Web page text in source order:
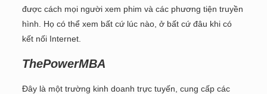
được cách mọi người xem phim và các phương tiện truyền
hình. Họ có thể xem bất cứ lúc nào, ở bất cứ đâu khi có
kết nối Internet.
ThePowerMBA
Đây là một trường kinh doanh trực tuyến, cung cấp các